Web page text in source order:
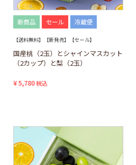
新商品 セール 冷蔵便
【送料無料】【新発売】【セール】
国産桃（2玉）とシャインマスカット
（2カップ）と梨（2玉）
¥5,780 税込